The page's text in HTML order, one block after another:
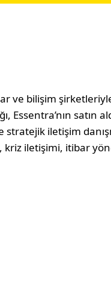
ve bilişim
Essentra’nın satın
iletişim
iletişimi, itibar